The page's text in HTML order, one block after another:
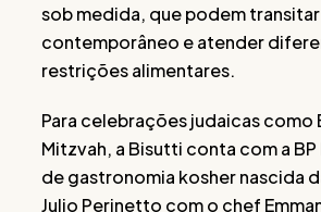
sob medida, que podem
contemporâneo e atender
restrições alimentares.
Para celebrações judaicas como
Mitzvah, a Bisutti conta com a BP
de gastronomia kosher nascida
Julio Perinetto com o chef